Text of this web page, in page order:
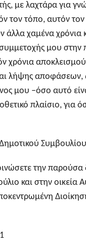
με λαχτάρα για
τον τόπο, αυτόν
άλλα χαμένα χρόνια
μου
χρόνια
λήψης αποφάσεων,
μου –όσο αυτό
πλαίσιο, για
Συμβουλίου
την
και στην οικεία